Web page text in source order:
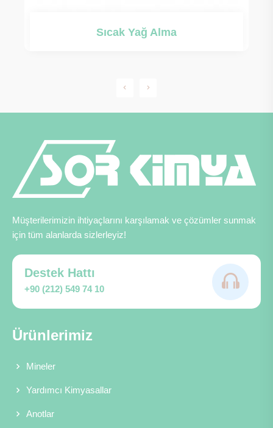
Elektrikli Yağ Alma
Müşterilerimizin ihtiyaçlarını karşılamak ve çözümler sunmak
için tüm alanlarda sizlerleyiz!
Destek Hattı
+90 (212) 549 74 10
Ürünlerimiz
Mineler
Yardımcı Kimyasallar
Anotlar